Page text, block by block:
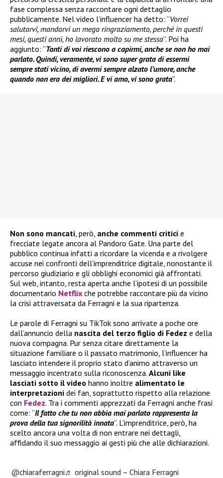
fase complessa senza raccontare ogni dettaglio
pubblicamente. Nel video l’influencer ha detto: “Vorrei
salutarvi, mandarvi un mega ringraziamento, perché in questi
mesi, questi anni, ho lavorato molto su me stessa”. Poi ha
aggiunto: “Tanti di voi riescono a capirmi, anche se non ho mai
parlato. Quindi, veramente, vi sono super grata di essermi
sempre stati vicino, di avermi sempre alzato l’umore, anche
quando non era dei migliori. E vi amo, vi sono grata”.
Non sono mancati, però, anche commenti critici e
frecciate legate ancora al Pandoro Gate. Una parte del
pubblico continua infatti a ricordare la vicenda e a rivolgere
accuse nei confronti dell’imprenditrice digitale, nonostante il
percorso giudiziario e gli obblighi economici già affrontati.
Sul web, intanto, resta aperta anche l’ipotesi di un possibile
documentario Netflix che potrebbe raccontare più da vicino
la crisi attraversata da Ferragni e la sua ripartenza.
Le parole di Ferragni su TikTok sono arrivate a poche ore
dall’annuncio della nascita del terzo figlio di Fedez e della
nuova compagna. Pur senza citare direttamente la
situazione familiare o il passato matrimonio, l’influencer ha
lasciato intendere il proprio stato d’animo attraverso un
messaggio incentrato sulla riconoscenza. Alcuni like
lasciati sotto il video hanno inoltre alimentato le
interpretazioni dei fan, soprattutto rispetto alla relazione
con Fedez. Tra i commenti apprezzati da Ferragni anche frasi
come: “Il fatto che tu non abbia mai parlato rappresenta la
prova della tua signorilità innata”. L’imprenditrice, però, ha
scelto ancora una volta di non entrare nei dettagli,
affidando il suo messaggio ai gesti più che alle dichiarazioni.
@chiaraferragni♬ original sound – Chiara Ferragni